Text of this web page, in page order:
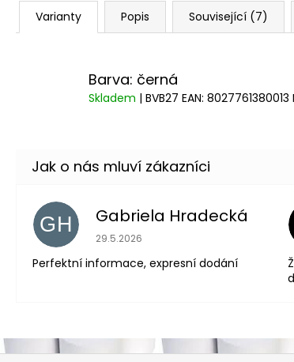
Varianty Popis Související (7)
Barva: černá
Skladem | BVB27 EAN: 8027761380013
GH Gabriela Hradecká
Hodnocení obchodu je 5 z 5
29.5.2026
Perfektní informace, expresní dodání